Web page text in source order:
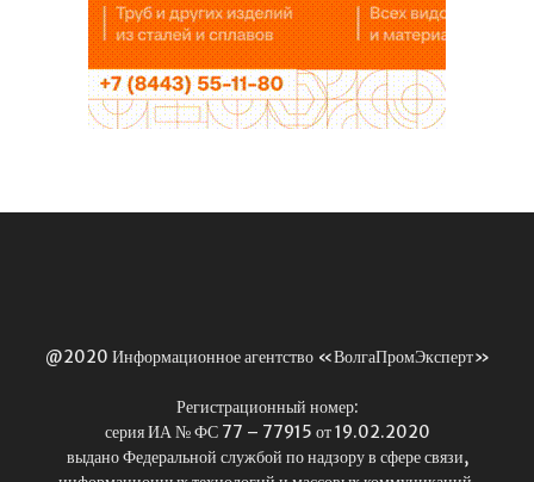
@2020 Информационное агентство «ВолгаПромЭксперт»
Регистрационный номер:
серия ИА № ФС 77 – 77915 от 19.02.2020
выдано Федеральной службой по надзору в сфере связи,